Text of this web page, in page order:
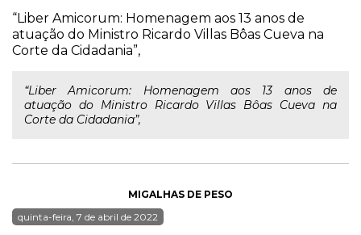
“Liber Amicorum: Homenagem aos 13 anos de
atuação do Ministro Ricardo Villas Bôas Cueva na
Corte da Cidadania”,
“Liber Amicorum: Homenagem aos 13 anos de
atuação do Ministro Ricardo Villas Bôas Cueva na
Corte da Cidadania”,
MIGALHAS DE PESO
quinta-feira, 7 de abril de 2022